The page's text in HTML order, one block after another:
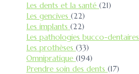
Les dents et la santé (21)
Les gencives (22)
Les implants (22)
Les pathologies bucco-dentaires
Les prothèses (33)
Omnipratique (194)
Prendre soin des dents (17)